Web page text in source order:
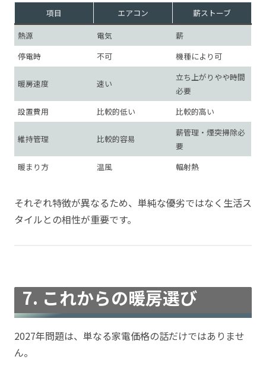
項目 エアコン
薪ストーブ
熱源
電気
薪
停電時
不可 機種により可
暖房速度 速い
立ち上がりやや時間
必要
設置費用
比較的低い 比較的高い
維持管理 比較的容易
薪管理・煙突掃除必
要
暖まり方
温風 輻射熱
それぞれ特徴が異なるため、単純な優劣ではなく生活ス
タイルとの相性が重要です。
7. これからの暖房選び
2027年問題は、単なる家電価格の話だけではありませ
ん。